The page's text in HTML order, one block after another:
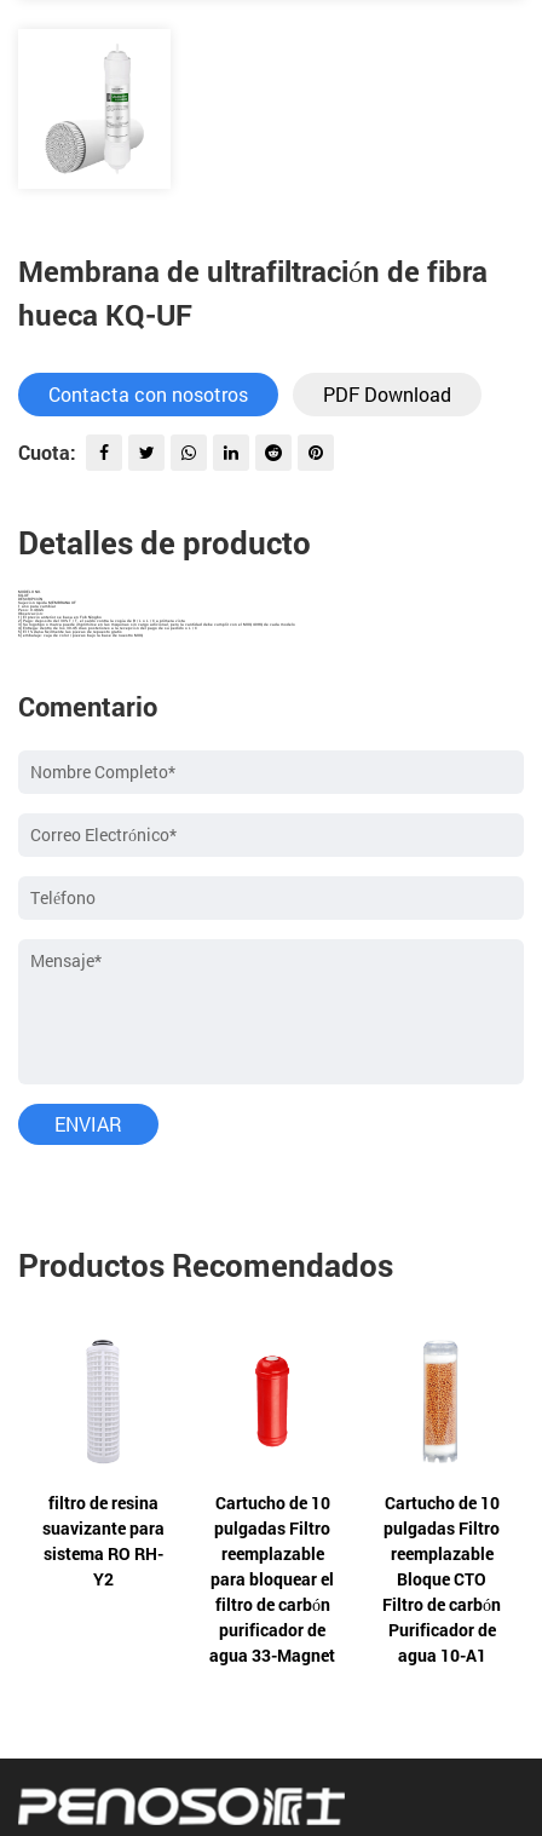
Membrana de ultrafiltración de fibra
hueca KQ-UF
Contacta con nosotros PDF Download
Cuota:
Detalles de producto
MODELO NO.
KQ-UF
DESCRIPCIÓN
Sujeción rápida MEMBRANA UF
1 año para cambiar
Peso: 0.4KGS
Observación:
1) El precio anterior se basa en Fob Ningbo
2) Pago: depósito del 30% T / T, el saldo contra la copia de B / L o L / C a primera vista
3) Su logotipo o marca puede imprimirse en las máquinas sin cargo adicional, pero la cantidad debe cumplir con el MOQ 40HQ de cada modelo
4) Entrega: dentro de los 30-45 días posteriores a la recepción del pago de su pedido o L / C
5) El 1% daña fácilmente las piezas de repuesto gratis
6) embalaje: caja de color / piezas bajo la base de nuestro MOQ
Comentario
Productos Recomendados
filtro de resina
suavizante para
sistema RO RH-
Y2
Cartucho de 10
pulgadas Filtro
reemplazable
para bloquear el
filtro de carbón
purificador de
agua 33-Magnet
Cartucho de 10
pulgadas Filtro
reemplazable
Bloque CTO
Filtro de carbón
Purificador de
agua 10-A1